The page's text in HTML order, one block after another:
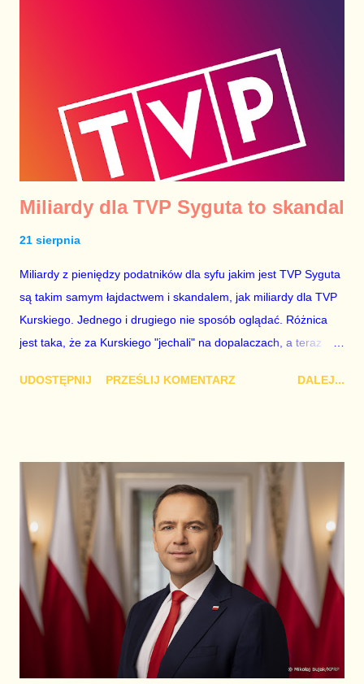
Miliardy dla TVP Syguta to skandal
21 sierpnia
Miliardy z pieniędzy podatników dla syfu jakim jest TVP Syguta
są takim samym łajdactwem i skandalem, jak miliardy dla TVP
Kurskiego. Jednego i drugiego nie sposób oglądać. Różnica
jest taka, że za Kurskiego "jechali" na dopalaczach, a teraz
UDOSTĘPNIJ
PRZEŚLIJ KOMENTARZ DALEJ...